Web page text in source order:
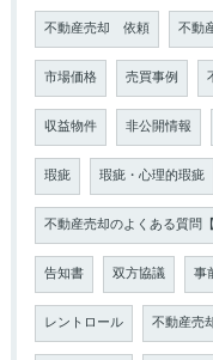
不動産売却 依頼 不動
市場価格 売買事例
収益物件 非公開情報
瑕疵 瑕疵・心理的瑕疵
不動産売却のよくある質問
告知書 双方協議 事
レントロール 不動産